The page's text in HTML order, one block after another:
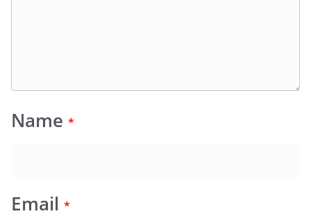
Name *
Email *